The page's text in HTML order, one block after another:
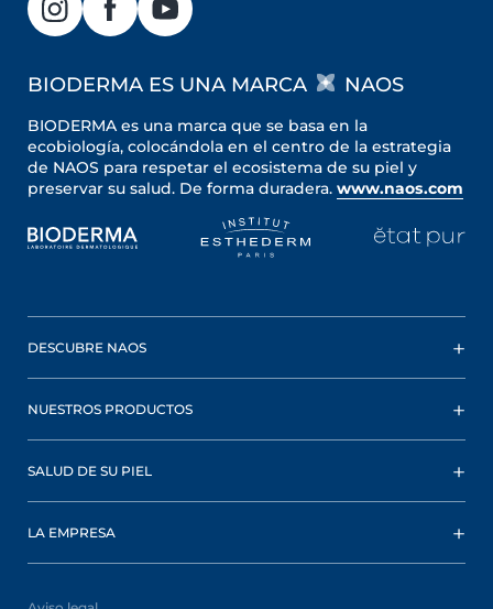
BIODERMA ES UNA MARCA NAOS
BIODERMA es una marca que se basa en la
ecobiología, colocándola en el centro de la estrategia
de NAOS para respetar el ecosistema de su piel y
preservar su salud. De forma duradera. www.naos.com
DESCUBRE NAOS
NUESTROS PRODUCTOS
SALUD DE SU PIEL
LA EMPRESA